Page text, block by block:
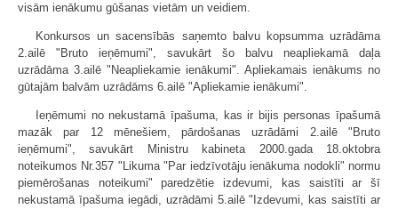
visām ienākumu gūšanas vietām un veidiem.
Konkursos un sacensībās saņemto balvu kopsumma uzrādāma
2.ailē "Bruto ieņēmumi", savukārt šo balvu neapliekamā daļa
uzrādāma 3.ailē "Neapliekamie ienākumi". Apliekamais ienākums no
gūtajām balvām uzrādāms 6.ailē "Apliekamie ienākumi".
Ieņēmumi no nekustamā īpašuma, kas ir bijis personas īpašumā
mazāk par 12 mēnešiem, pārdošanas uzrādāmi 2.ailē "Bruto
ieņēmumi", savukārt Ministru kabineta 2000.gada 18.oktobra
noteikumos Nr.357 "Likuma "Par iedzīvotāju ienākuma nodokli" normu
piemērošanas noteikumi" paredzētie izdevumi, kas saistīti ar šī
nekustamā īpašuma iegādi, uzrādāmi 5.ailē "Izdevumi, kas saistīti ar